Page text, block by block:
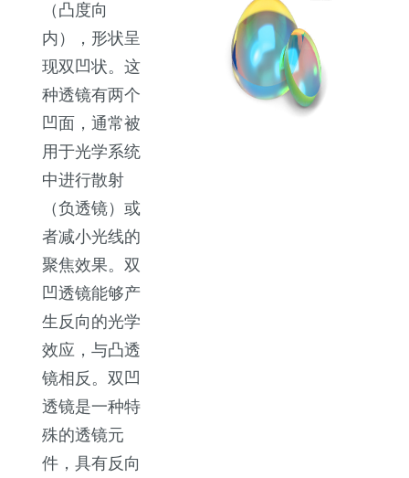
（凸度向
内），形状呈
现双凹状。这
种透镜有两个
凹面，通常被
用于光学系统
中进行散射
（负透镜）或
者减小光线的
聚焦效果。双
凹透镜能够产
生反向的光学
效应，与凸透
镜相反。双凹
透镜是一种特
殊的透镜元
件，具有反向